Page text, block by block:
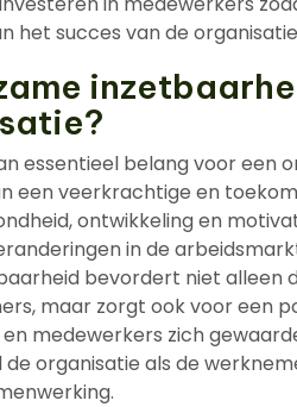
het succes van de
essentieel belang voor een
een veerkrachtige en
ontwikkeling en
in de
bevordert niet alleen
maar zorgt ook voor een
medewerkers zich
organisatie als de